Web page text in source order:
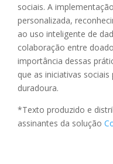
sociais. A
personalizada,
ao uso inteligente de
colaboração entre
importância dessas
que as iniciativas
duradoura.
*Texto produzido e
assinantes da solução